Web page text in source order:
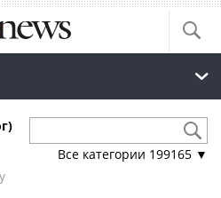
Все категории 199165 ▼